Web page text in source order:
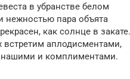
в убранстве белом
пара объята
как солнце в закате.
встретим аплодисментами,
и комплиментами.